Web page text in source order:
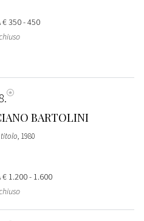
€ 350 - 450
BARTOLINI
titolo, 1980
€ 1.200 - 1.600